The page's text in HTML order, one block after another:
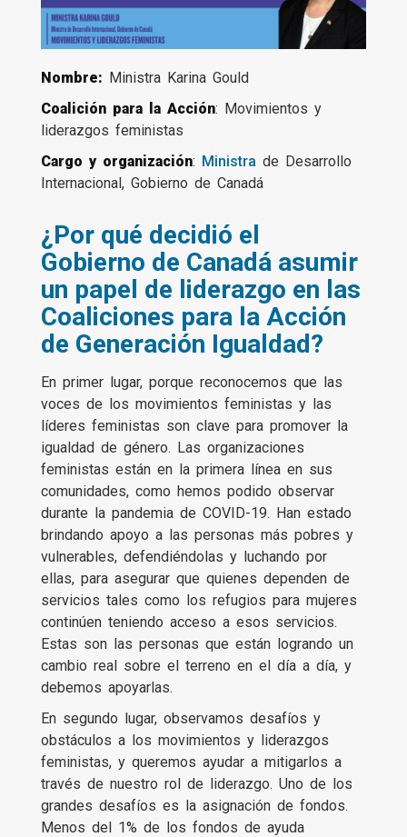
Nombre: Ministra Karina Gould
Coalición para la Acción: Movimientos y
liderazgos feministas
Cargo y organización: Ministra de Desarrollo
Internacional, Gobierno de Canadá
¿Por qué decidió el
Gobierno de Canadá asumir
un papel de liderazgo en las
Coaliciones para la Acción
de Generación Igualdad?
En primer lugar, porque reconocemos que las
voces de los movimientos feministas y las
líderes feministas son clave para promover la
igualdad de género. Las organizaciones
feministas están en la primera línea en sus
comunidades, como hemos podido observar
durante la pandemia de COVID-19. Han estado
brindando apoyo a las personas más pobres y
vulnerables, defendiéndolas y luchando por
ellas, para asegurar que quienes dependen de
servicios tales como los refugios para mujeres
continúen teniendo acceso a esos servicios.
Estas son las personas que están logrando un
cambio real sobre el terreno en el día a día, y
debemos apoyarlas.
En segundo lugar, observamos desafíos y
obstáculos a los movimientos y liderazgos
feministas, y queremos ayudar a mitigarlos a
través de nuestro rol de liderazgo. Uno de los
grandes desafíos es la asignación de fondos.
Menos del 1% de los fondos de ayuda